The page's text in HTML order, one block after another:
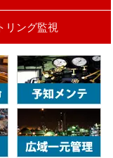
リング監視